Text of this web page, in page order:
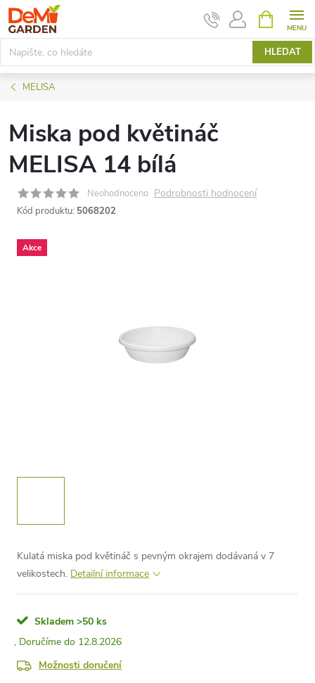
Přejít
na
obsah
HLEDAT
NÁKUPNÍ
KOŠÍK
MELISA
Miska pod květináč
MELISA 14 bílá
Neohodnoceno Podrobnosti hodnocení
Kód produktu: 5068202
Akce
Kulatá miska pod květináč s pevným okrajem dodávaná v 7
velikostech. Detailní informace
Skladem >50 ks
12.8.2026
Možnosti doručení